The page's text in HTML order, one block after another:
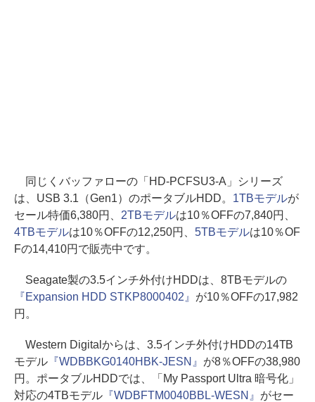
同じくバッファローの「HD-PCFSU3-A」シリーズ
は、USB 3.1（Gen1）のポータブルHDD。 1TBモデルが
セール特価6,380円、 2TBモデルは10％OFFの7,840円、
4TBモデルは10％OFFの12,250円、 5TBモデルは10％OF
Fの14,410円で販売中です。
Seagate製の3.5インチ外付けHDDは、8TBモデルの
『Expansion HDD STKP8000402』 が10％OFFの17,982
円。
Western Digitalからは、3.5インチ外付けHDDの14TB
モデル『WDBBKG0140HBK-JESN』 が8％OFFの38,980
円。ポータブルHDDでは、「My Passport Ultra 暗号化」
対応の4TBモデル『WDBFTM0040BBL-WESN』 がセー